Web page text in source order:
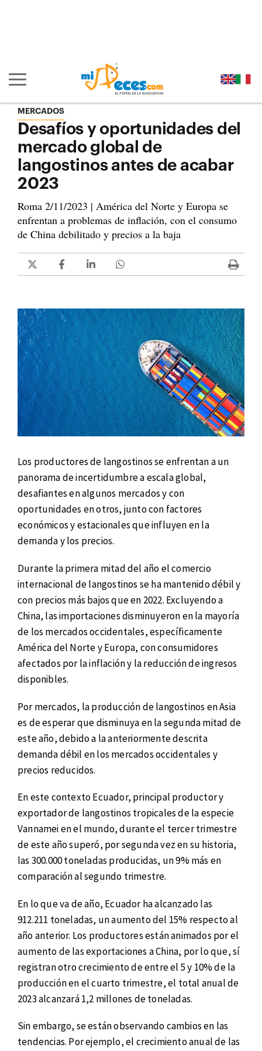
Mostrar/ocultar navegación principal
MERCADOS
Desafíos y oportunidades del
mercado global de
langostinos antes de acabar
2023
Roma 2/11/2023 | América del Norte y Europa se
enfrentan a problemas de inflación, con el consumo
de China debilitado y precios a la baja
Los productores de langostinos se enfrentan a un
panorama de incertidumbre a escala global,
desafiantes en algunos mercados y con
oportunidades en otros, junto con factores
económicos y estacionales que influyen en la
demanda y los precios.
Durante la primera mitad del año el comercio
internacional de langostinos se ha mantenido débil y
con precios más bajos que en 2022. Excluyendo a
China, las importaciones disminuyeron en la mayoría
de los mercados occidentales, específicamente
América del Norte y Europa, con consumidores
afectados por la inflación y la reducción de ingresos
disponibles.
Por mercados, la producción de langostinos en Asia
es de esperar que disminuya en la segunda mitad de
este año, debido a la anteriormente descrita
demanda débil en los mercados occidentales y
precios reducidos.
En este contexto Ecuador, principal productor y
exportador de langostinos tropicales de la especie
Vannamei en el mundo, durante el tercer trimestre
de este año superó, por segunda vez en su historia,
las 300.000 toneladas producidas, un 9% más en
comparación al segundo trimestre.
En lo que va de año, Ecuador ha alcanzado las
912.211 toneladas, un aumento del 15% respecto al
año anterior. Los productores están animados por el
aumento de las exportaciones a China, por lo que, sí
registran otro crecimiento de entre el 5 y 10% de la
producción en el cuarto trimestre, el total anual de
2023 alcanzará 1,2 millones de toneladas.
Sin embargo, se están observando cambios en las
tendencias. Por ejemplo, el crecimiento anual de las